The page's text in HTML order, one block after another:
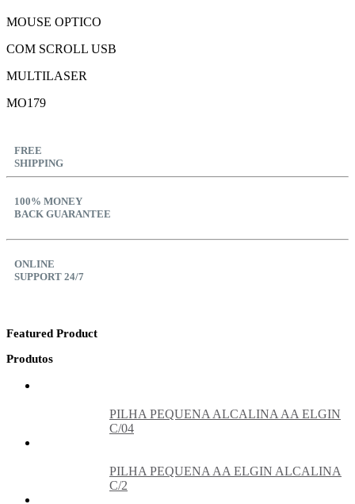
MOUSE OPTICO
COM SCROLL USB
MULTILASER
MO179
FREE
SHIPPING
100% MONEY
BACK GUARANTEE
ONLINE
SUPPORT 24/7
Featured Product
Produtos
PILHA PEQUENA ALCALINA AA ELGIN
C/04
PILHA PEQUENA AA ELGIN ALCALINA
C/2